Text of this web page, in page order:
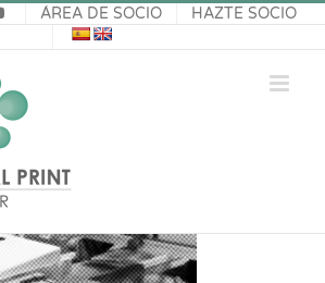
ÁREA DE SOCIO HAZTE SOCIO